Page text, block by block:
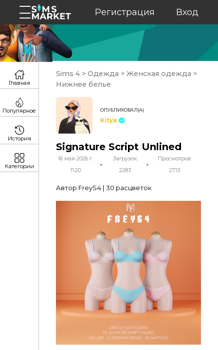
Регистрация Вход
Sims 4 > Одежда > Женская одежда >
Нижнее белье
ОПУБЛИКОВАЛ(А)
Kitya
Signature Script Unlined
16 мая 2026 г.
11:20
Загрузок:
2283
Просмотров:
2713
Автор FreyS4 | 30 расцветок
Главная
Популярное
История
Категории